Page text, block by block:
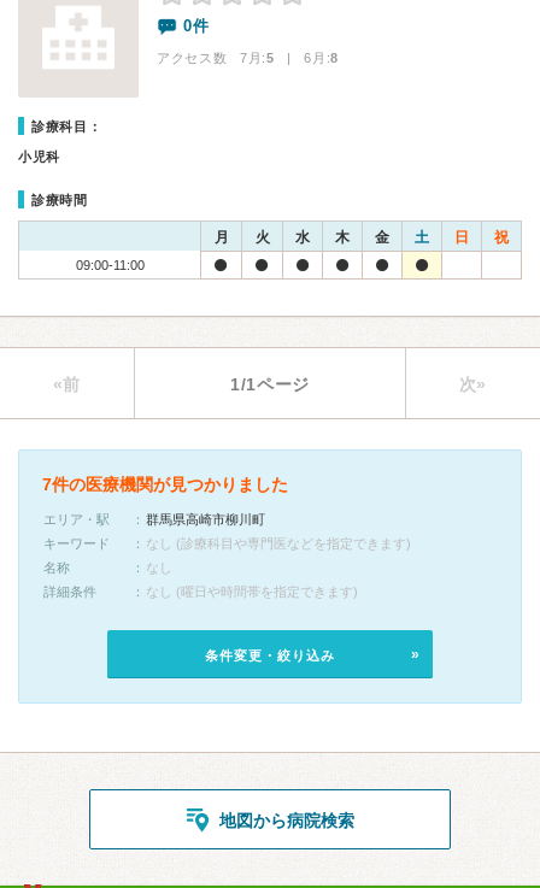
0件
アクセス数 7月:5 | 6月:8
診療科目：
小児科
診療時間
月 火 水 木 金 土 日 祝
09:00-11:00
«前 1/1ページ 次»
7件の医療機関が見つかりました
エリア・駅
群馬県高崎市柳川町
キーワード
なし (診療科目や専門医などを指定できます)
名称
なし
詳細条件
なし (曜日や時間帯を指定できます)
条件変更・絞り込み
地図から病院検索